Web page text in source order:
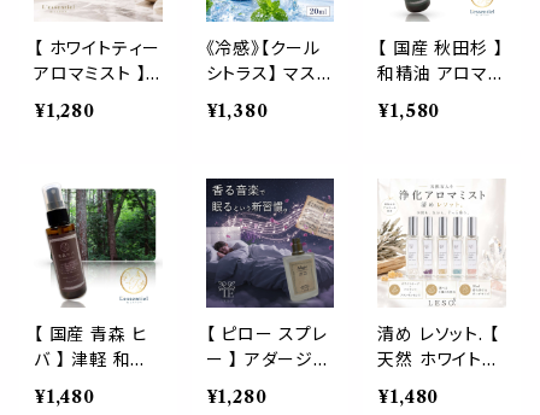
来 消臭 静菌 携
帯用 ギフト プレ
ゼント
ゼント
プレー 日本製 L
ESO.
【 ホワイトティー
アロマミスト 】
高級ホテルラウ
ンジの香り｜ピ
衣類 寝具 トイレ
空間 携帯用 国
産 日本製 ギフ
ト L’essentiel
du JAPON
¥1,280
《冷感》【クール
シトラス】 マスク
& ピロー アロ
マ 20ml｜柑橘
ント 夏 ひんやり
涼しい スプレー
枕 睡眠 癒し 植
物由来 消臭 静
菌 携帯用 ギフ
ト プレゼント
¥1,380
【 国産 秋田杉 】
和精油 アロマス
プレー 白神山地
スギ 防虫 虫 除
天然 希少 香り
瞑想 森林浴 キ
ャンプ サウナ 車
消臭 侘び寂び
プレゼント
¥1,580
【 国産 青森 ヒ
バ 】 津軽 和精
油 アロマスプレ
ー 檜葉 防虫 虫
¥1,480
【 ピロー スプレ
ー 】 アダージョ
香り 音楽 眠る
アロマ ミスト お
¥1,280
清め レソット. 【
天然 ホワイトセ
ージ ミスト 】 浄
化 アロマ 20ml
¥1,480